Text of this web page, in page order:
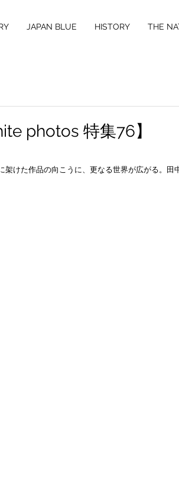
JAPAN BLUE HISTORY THE
photos 特集76】
けた作品の向こうに、更なる世界が広がる。田